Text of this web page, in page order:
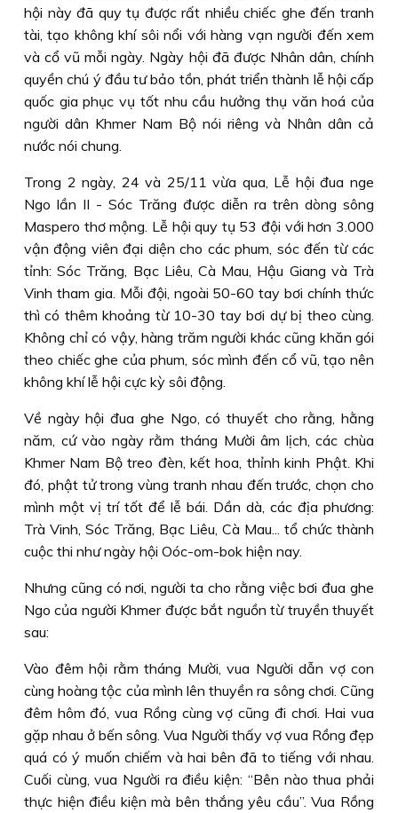
hội này đã quy tụ được rất nhiều chiếc ghe đến tranh
tài, tạo không khí sôi nổi với hàng vạn người đến xem
và cổ vũ mỗi ngày. Ngày hội đã được Nhân dân, chính
quyền chú ý đầu tư bảo tồn, phát triển thành lễ hội cấp
quốc gia phục vụ tốt nhu cầu hưởng thụ văn hoá của
người dân Khmer Nam Bộ nói riêng và Nhân dân cả
nước nói chung.
Trong 2 ngày, 24 và 25/11 vừa qua, Lễ hội đua nge
Ngo lần II - Sóc Trăng được diễn ra trên dòng sông
Maspero thơ mộng. Lễ hội quy tụ 53 đội với hơn 3.000
vận động viên đại diện cho các phum, sóc đến từ các
tỉnh: Sóc Trăng, Bạc Liêu, Cà Mau, Hậu Giang và Trà
Vinh tham gia. Mỗi đội, ngoài 50-60 tay bơi chính thức
thì có thêm khoảng từ 10-30 tay bơi dự bị theo cùng.
Không chỉ có vậy, hàng trăm người khác cũng khăn gói
theo chiếc ghe của phum, sóc mình đến cổ vũ, tạo nên
không khí lễ hội cực kỳ sôi động.
Về ngày hội đua ghe Ngo, có thuyết cho rằng, hằng
năm, cứ vào ngày rằm tháng Mười âm lịch, các chùa
Khmer Nam Bộ treo đèn, kết hoa, thỉnh kinh Phật. Khi
đó, phật tử trong vùng tranh nhau đến trước, chọn cho
mình một vị trí tốt để lễ bái. Dần dà, các địa phương:
Trà Vinh, Sóc Trăng, Bạc Liêu, Cà Mau... tổ chức thành
cuộc thi như ngày hội Oóc-om-bok hiện nay.
Nhưng cũng có nơi, người ta cho rằng việc bơi đua ghe
Ngo của người Khmer được bắt nguồn từ truyền thuyết
sau:
Vào đêm hội rằm tháng Mười, vua Người dẫn vợ con
cùng hoàng tộc của mình lên thuyền ra sông chơi. Cũng
đêm hôm đó, vua Rồng cùng vợ cũng đi chơi. Hai vua
gặp nhau ở bến sông. Vua Người thấy vợ vua Rồng đẹp
quá có ý muốn chiếm và hai bên đã to tiếng với nhau.
Cuối cùng, vua Người ra điều kiện: “Bên nào thua phải
thực hiện điều kiện mà bên thắng yêu cầu”. Vua Rồng